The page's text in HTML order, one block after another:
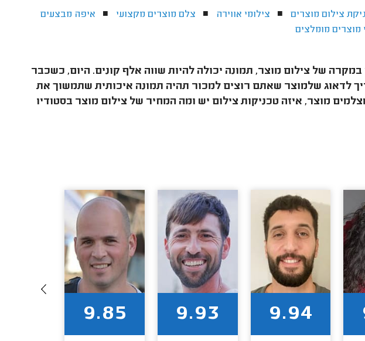
צילום מוצרים ■ צילומי אווירה ■ צלם מוצרים מקצועי ■ איפה מבצעים
מוצרים מומלצים
של צילום מוצר, תמונה יכולה להיות שווה אלף קונים. היום, כשכבר
לדאוג שלמוצר שאתם רוצים למכור תהיה תמונה איכותית שתמשוך את
מוצר, איזה טכניקות צילום יש ומה המחיר של צילום מוצר בסטודיו
9.94
9.93
9.85